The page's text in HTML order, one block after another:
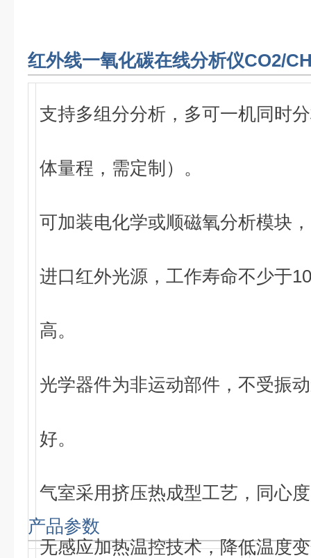
红外线一氧化碳在线分析仪CO2/
支持多组分分析，多可一机同时
体量程，需定制）。
可加装电化学或顺磁氧分析模块
进口红外光源，工作寿命不少于
高。
光学器件为非运动部件，不受振
好。
气室采用挤压热成型工艺，同心
无感应加热温控技术，降低温度
产品参数